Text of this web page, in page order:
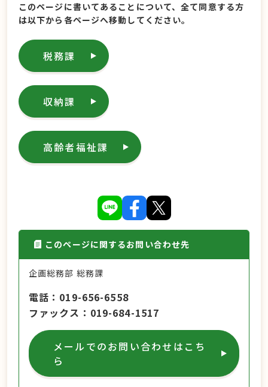
このページに書いてあることについて、全て同意する方
は以下から各ページへ移動してください。
税務課
収納課
高齢者福祉課
このページに関するお問い合わせ先
企画総務部 総務課
電話
019-656-6558
ファックス
019-684-1517
メールでのお問い合わせはこち
ら